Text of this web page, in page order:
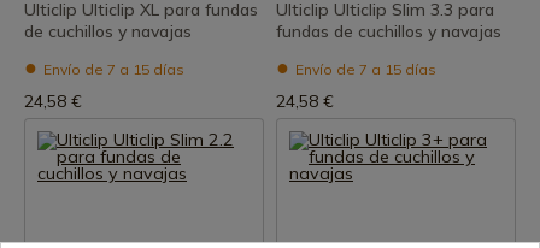
Ulticlip Ulticlip XL para fundas
de cuchillos y navajas
Envío de 7 a 15 días
24,58 €
Ulticlip Ulticlip Slim 3.3 para
fundas de cuchillos y navajas
Envío de 7 a 15 días
24,58 €